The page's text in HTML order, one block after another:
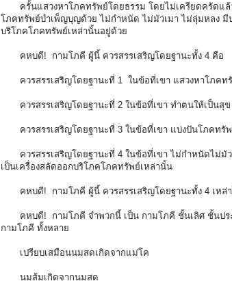
ครั้นแสวงหาโภคทรัพย์โดยธรรม โดยไม่เครียดครัดแ
โภคทรัพย์บำเพ็ญบุญด้วย ไม่กำหนัด ไม่มัวเมา ไม่ลุ่มหลง
บริโภคโภคทรัพย์เหล่านั้นอยู่ด้วย
คหบดี! กามโภคี ผู้นี้ ควรสรรเสริญโดยฐานะทั้ง 4 คือ
ควรสรรเสริญโดยฐานะที่ 1 ในข้อที่เขา แสวงหาโภค
ควรสรรเสริญโดยฐานะที่ 2 ในข้อที่เขา ทำตนให้เป็นสุ
ควรสรรเสริญโดยฐานะที่ 3 ในข้อที่เขา แบ่งปันโภคทรั
ควรสรรเสริญโดยฐานะที่ 4 ในข้อที่เขา ไม่กำหนัดไม่
เป็นเครื่องสลัดออกบริโภคโภคทรัพย์เหล่านั้น
คหบดี! กามโภคี ผู้นี้ ควรสรรเสริญโดยฐานะทั้ง 4 เหล่
คหบดี! กามโภคี จำพวกนี้ เป็น กามโภคี ชั้นเลิศ ชั้นปร
กามโภคี ทั้งหลาย
เปรียบเสมือนนมสดเกิดจากแม่โค
นมส้มเกิดจากนมสด